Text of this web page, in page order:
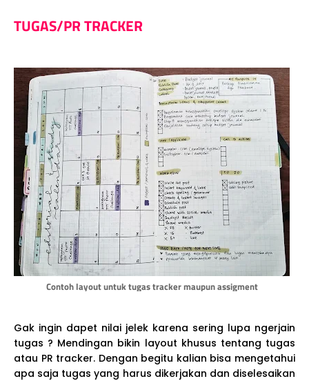
TUGAS/PR TRACKER
Contoh layout untuk tugas tracker maupun assigment
Gak ingin dapet nilai jelek karena sering lupa ngerjain
tugas ? Mendingan bikin layout khusus tentang tugas
atau PR tracker. Dengan begitu kalian bisa mengetahui
apa saja tugas yang harus dikerjakan dan diselesaikan